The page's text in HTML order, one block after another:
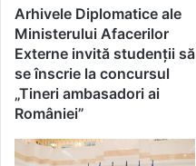
Arhivele Diplomatice ale
Ministerului Afacerilor
Externe invită studenții să
se înscrie la concursul
„Tineri ambasadori ai
României”